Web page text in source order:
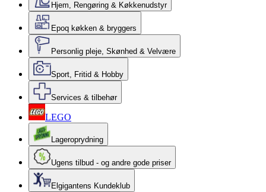
Hjem, Rengøring & Køkkenudstyr
Epoq køkken & bryggers
Personlig pleje, Skønhed & Velvære
Sport, Fritid & Hobby
Services & tilbehør
LEGO
Lageroprydning
Ugens tilbud - og andre gode priser
Elgigantens Kundeklub